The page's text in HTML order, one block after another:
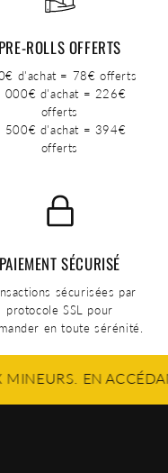
PRE-ROLLS OFFERTS
d'achat = 78€ offerts
000€ d'achat = 226€
offerts
500€ d'achat = 394€
offerts
PAIEMENT SÉCURISÉ
sécurisées par
protocole SSL pour
en toute sérénité.
EN ACCÉDANT À